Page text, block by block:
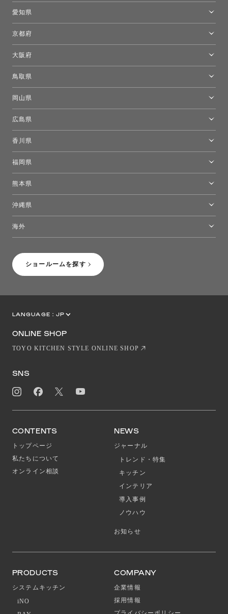
ショールームを探す
愛知県
京都府
大阪府
鳥取県
岡山県
広島県
香川県
福岡県
熊本県
沖縄県
海外
LANGUAGE : JP
ONLINE SHOP
TOYO KITCHEN STYLE ONLINE SHOP
SNS
CONTENTS
トップページ
私たちについて
オンライン相談
NEWS
ジャーナル
トレンド・特集
キッチン
インテリア
導入事例
ノウハウ
お知らせ
PRODUCTS
システムキッチン
iNO
COMPANY
企業情報
採用情報